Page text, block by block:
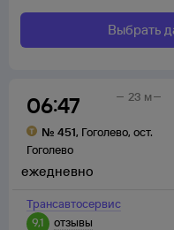
Выбрать
06:47
№ 451, Гоголево, ост.
Гоголево
23 м
Трансавтосервис
9,1
отзывы
ежедневно